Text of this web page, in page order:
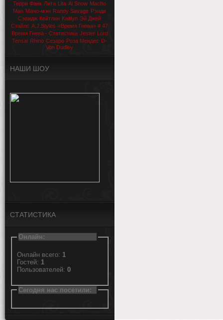
Терри Фанк Лита Lita Al Snow Macho
Man Мачо-мэн Randy Savage Рэнди
Сэвидж Кейтлин Kaitlyn Эй Джей
Стайлс A.J.Styles «Время Гнева» # 47
Время Гнева - Статистика Jester Lord
Tensai Rhino Сезаро Роза Мендес D-
Von Dudley
НАШИ ШОУ
СТАТИСТИКА
Онлайн:
Онлайн всего: 1
Гостей: 1
Пользователей: 0
Сегодня нас посетили: